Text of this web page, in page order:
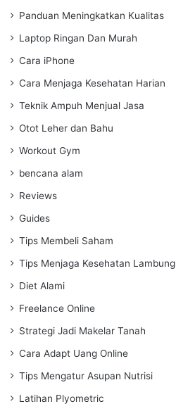
Panduan Meningkatkan Kualitas
Laptop Ringan Dan Murah
Cara iPhone
Cara Menjaga Kesehatan Harian
Teknik Ampuh Menjual Jasa
Otot Leher dan Bahu
Workout Gym
bencana alam
Reviews
Guides
Tips Membeli Saham
Tips Menjaga Kesehatan Lambung
Diet Alami
Freelance Online
Strategi Jadi Makelar Tanah
Cara Adapt Uang Online
Tips Mengatur Asupan Nutrisi
Latihan Plyometric